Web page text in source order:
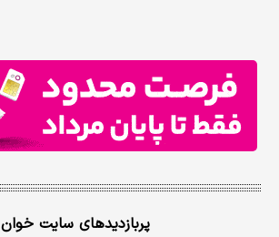
پربازدیدهای سایت خوان